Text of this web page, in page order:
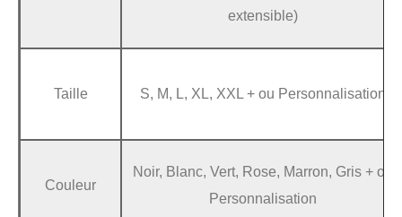
extensible)
Taille S, M, L, XL, XXL + ou Personnalisation
Couleur
Noir, Blanc, Vert, Rose, Marron, Gris + ou
Personnalisation